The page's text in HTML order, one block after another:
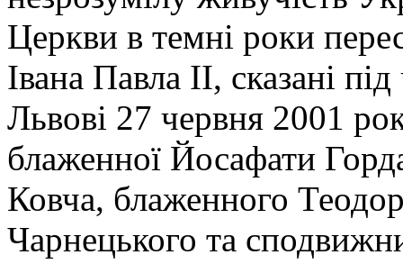
Церкви в темні роки
Івана Павла ІІ, сказані
Львові 27 червня 2001
блаженної Йосафати
Ковча, блаженного
Чарнецького та